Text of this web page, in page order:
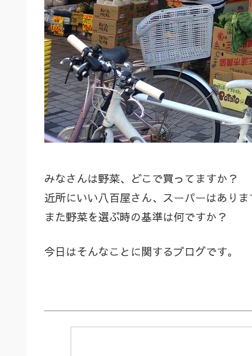
みなさんは野菜、どこで買ってますか？
近所にいい八百屋さん、スーパーはありま
また野菜を選ぶ時の基準は何ですか？
今日はそんなことに関するブログです。